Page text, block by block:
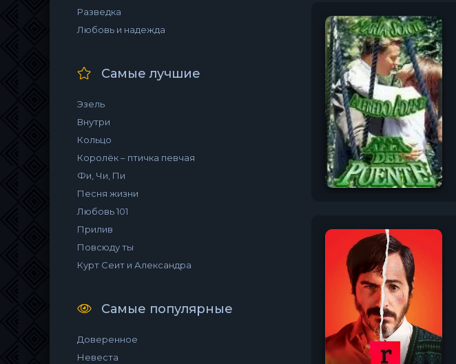
Разведка
Любовь и надежда
Самые лучшие
Эзель
Внутри
Кольцо
Королёк – птичка певчая
Фи, Чи, Пи
Песня жизни
Любовь 101
Прилив
Повсюду ты
Курт Сеит и Александра
Самые популярные
Доверенное
Невеста